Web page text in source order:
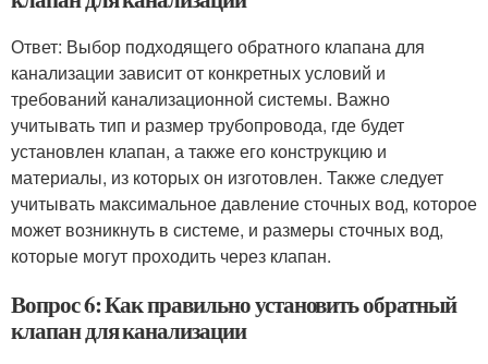
Ответ: Выбор подходящего обратного клапана для
канализации зависит от конкретных условий и
требований канализационной системы. Важно
учитывать тип и размер трубопровода, где будет
установлен клапан, а также его конструкцию и
материалы, из которых он изготовлен. Также следует
учитывать максимальное давление сточных вод, которое
может возникнуть в системе, и размеры сточных вод,
которые могут проходить через клапан.
Вопрос 6: Как правильно установить обратный
клапан для канализации